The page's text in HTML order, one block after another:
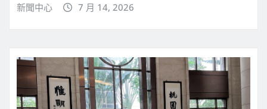
新聞中心 7 月 14, 2026